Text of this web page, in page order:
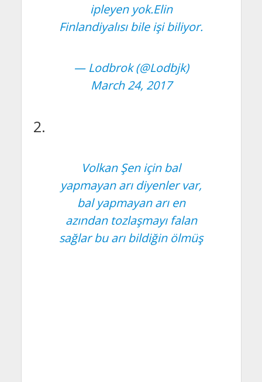
ipleyen yok.Elin
Finlandiyalısı bile işi biliyor.
— Lodbrok (@Lodbjk)
March 24, 2017
2.
Volkan Şen için bal
yapmayan arı diyenler var,
bal yapmayan arı en
azından tozlaşmayı falan
sağlar bu arı bildiğin ölmüş